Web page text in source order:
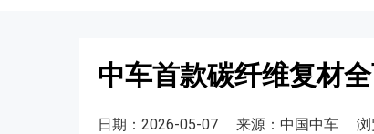
中车首款碳纤维复材
日期：2026-05-07 来源：中国中车